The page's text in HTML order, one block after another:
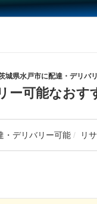
城県水戸市に配達・デリバ
ー可能なお
・デリバリー可能 リ